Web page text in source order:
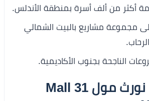
أكثر من ألف أسرة بمنطقة الأندلس.
مجموعة مشاريع بالبيت الشمالي
الناجحة بجنوب الأكاديمية.
أسعار برج 31 نورث مول Mall 31